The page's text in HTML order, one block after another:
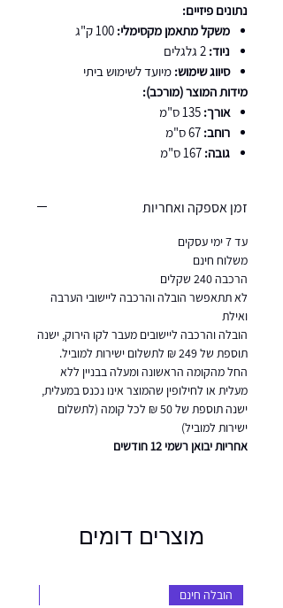
נתונים פיזיים:
משקל מתאמן מקסימלי:
ניוד:
סיווג שימוש: מיועד לשימוש ביתי
מידות המוצר (מורכב):
אורך:
רוחב:
גובה:
זמן אספקה ואחריות
עד 7 ימי עסקים
משלוח חינם
הרכבה 240 שקלים
לא תתאפשר הובלה והרכבה ליישובי הערבה
ואילת
הובלה והרכבה ליישובים מעבר לקו הירוק, ישנה
תוספת של 249 ₪ לתשלום ישירות למוביל.
החל מהקומה הראשונה ומעלה בבניין ללא
מעלית או לחילופין שהמוצר אינו נכנס במעלית,
ישנה תוספת של 50 ₪ לכל קומה (לתשלום
ישירות למוביל)
אחריות יבואן רשמי 12 חודשים
מוצרים דומים
הובלה חינם